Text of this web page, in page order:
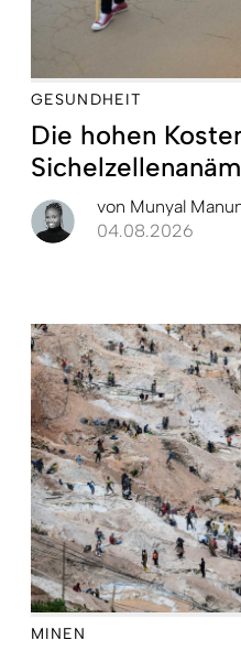
GESUNDHEIT
Die hohen
von Munyal
04.08.2026
MINEN